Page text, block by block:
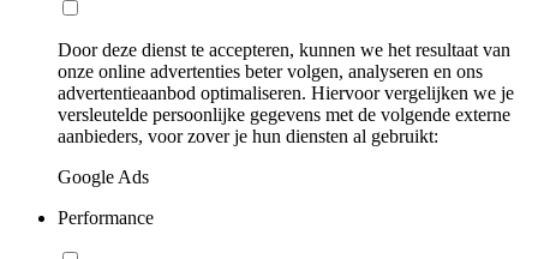
Door deze dienst te accepteren, kunnen we het resultaat van
onze online advertenties beter volgen, analyseren en ons
advertentieaanbod optimaliseren. Hiervoor vergelijken we je
versleutelde persoonlijke gegevens met de volgende externe
aanbieders, voor zover je hun diensten al gebruikt:
Google Ads
Performance